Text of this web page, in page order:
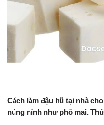
Cách làm đậu hũ tại nhà
núng nính như phô mai.